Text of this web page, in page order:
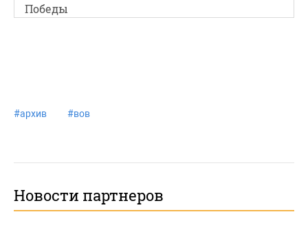
Победы
#архив #вов
Новости партнеров